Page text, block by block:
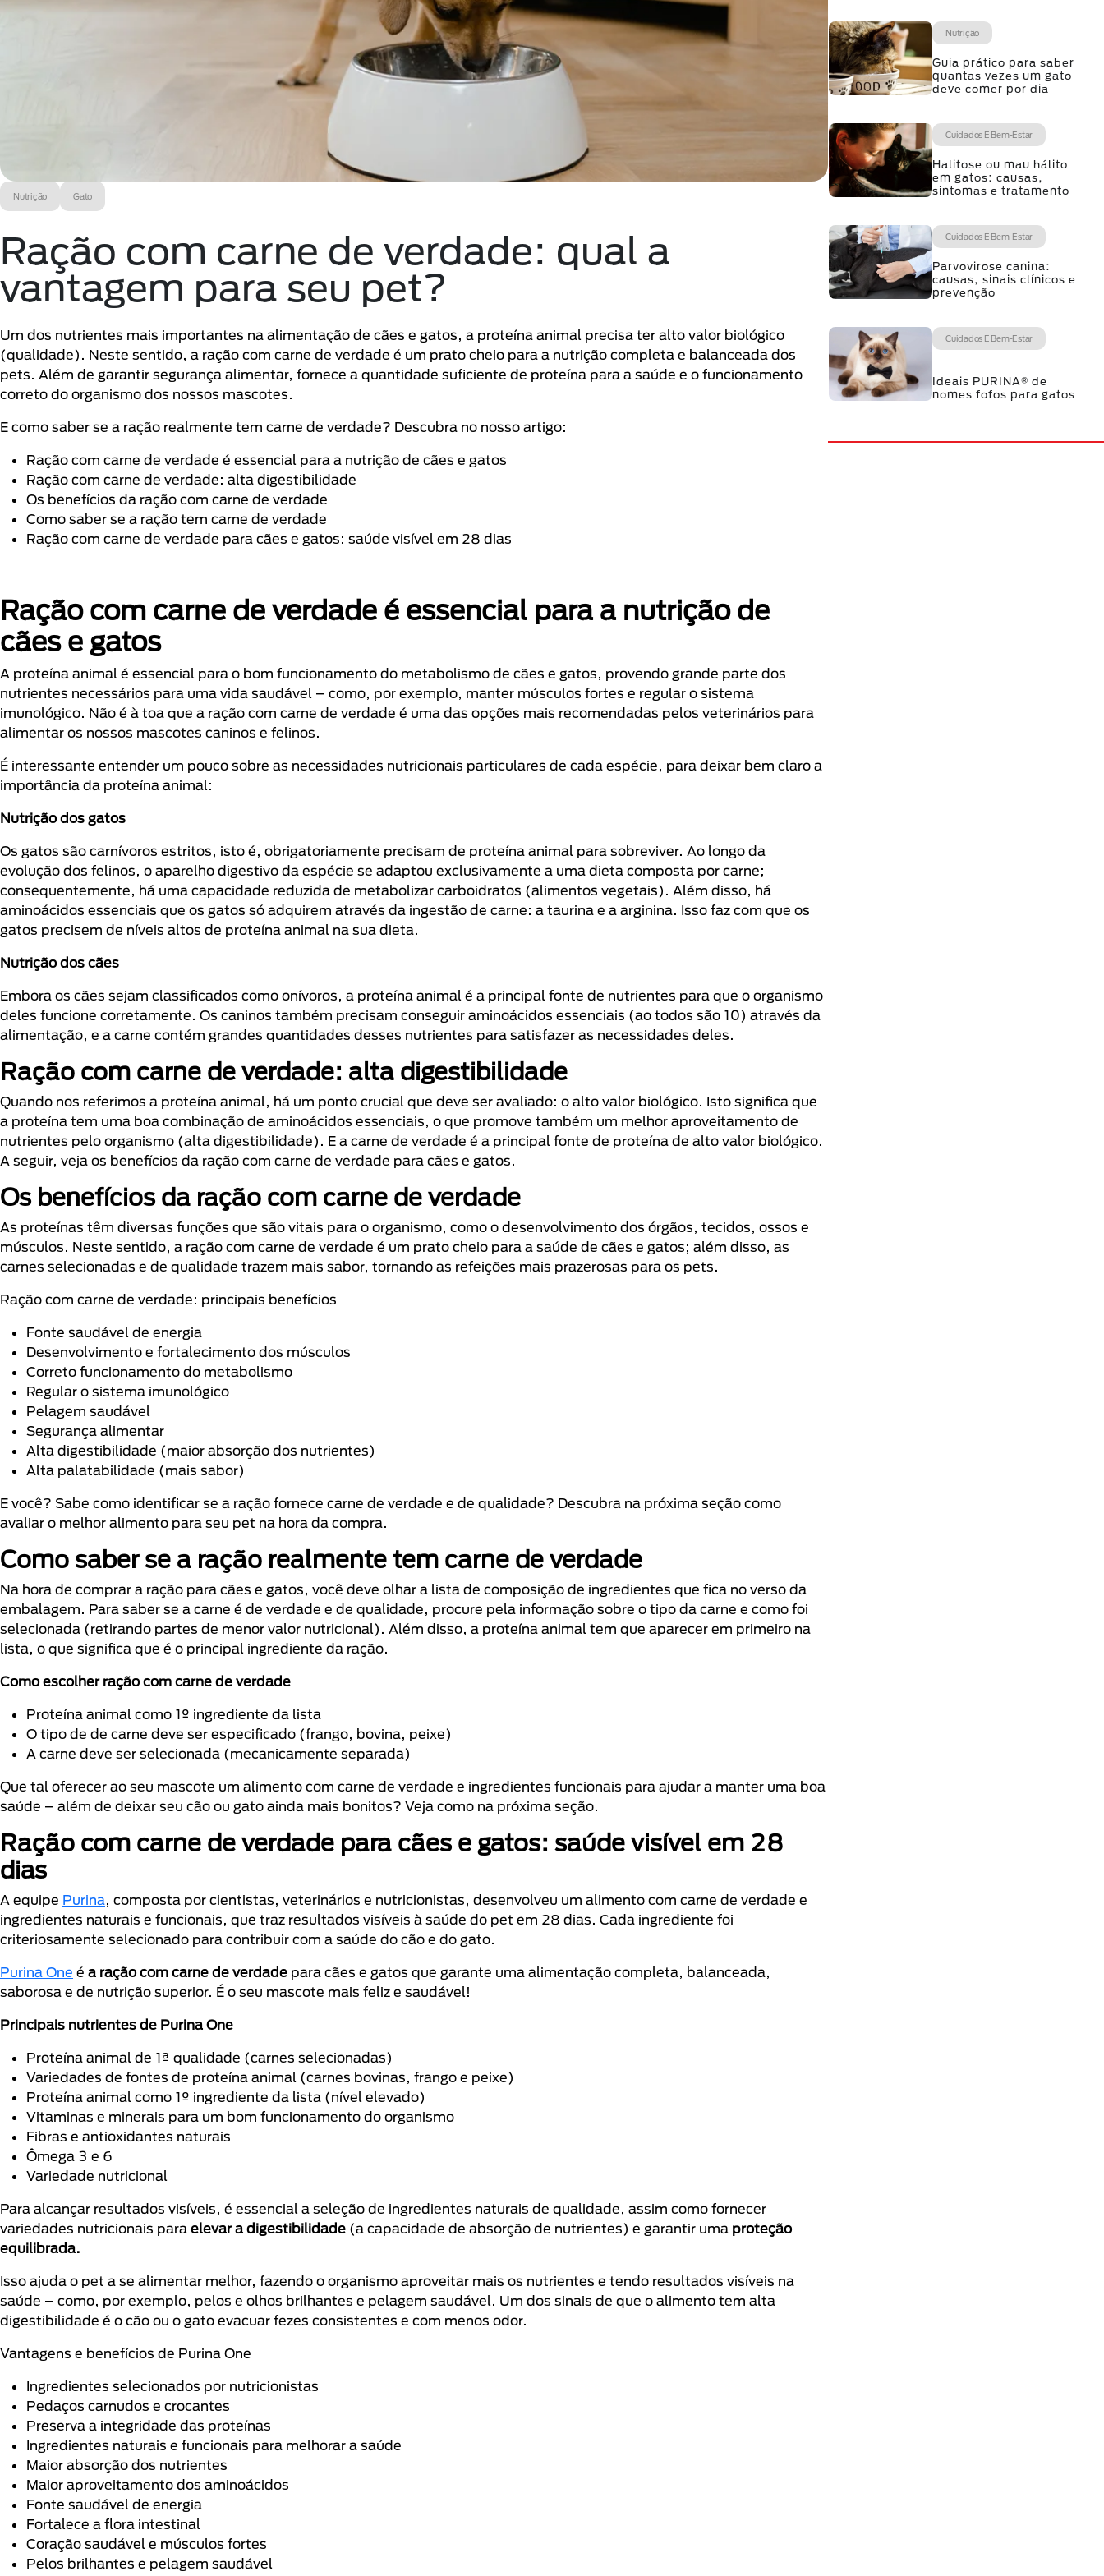
Nutrição Gato
Ração com carne de verdade: qual a
vantagem para seu pet?
Um dos nutrientes mais importantes na alimentação de cães e gatos, a proteína animal precisa ter alto valor biológico
(qualidade). Neste sentido, a ração com carne de verdade é um prato cheio para a nutrição completa e balanceada dos
pets. Além de garantir segurança alimentar, fornece a quantidade suficiente de proteína para a saúde e o funcionamento
correto do organismo dos nossos mascotes.
E como saber se a ração realmente tem carne de verdade? Descubra no nosso artigo:
Ração com carne de verdade é essencial para a nutrição de cães e gatos
Ração com carne de verdade: alta digestibilidade
Os benefícios da ração com carne de verdade
Como saber se a ração tem carne de verdade
Ração com carne de verdade para cães e gatos: saúde visível em 28 dias
Ração com carne de verdade é essencial para a nutrição de
cães e gatos
A proteína animal é essencial para o bom funcionamento do metabolismo de cães e gatos, provendo grande parte dos
nutrientes necessários para uma vida saudável – como, por exemplo, manter músculos fortes e regular o sistema
imunológico. Não é à toa que a ração com carne de verdade é uma das opções mais recomendadas pelos veterinários para
alimentar os nossos mascotes caninos e felinos.
É interessante entender um pouco sobre as necessidades nutricionais particulares de cada espécie, para deixar bem claro a
importância da proteína animal:
Nutrição dos gatos
Os gatos são carnívoros estritos, isto é, obrigatoriamente precisam de proteína animal para sobreviver. Ao longo da
evolução dos felinos, o aparelho digestivo da espécie se adaptou exclusivamente a uma dieta composta por carne;
consequentemente, há uma capacidade reduzida de metabolizar carboidratos (alimentos vegetais). Além disso, há
aminoácidos essenciais que os gatos só adquirem através da ingestão de carne: a taurina e a arginina. Isso faz com que os
gatos precisem de níveis altos de proteína animal na sua dieta.
Nutrição dos cães
Embora os cães sejam classificados como onívoros, a proteína animal é a principal fonte de nutrientes para que o organismo
deles funcione corretamente. Os caninos também precisam conseguir aminoácidos essenciais (ao todos são 10) através da
alimentação, e a carne contém grandes quantidades desses nutrientes para satisfazer as necessidades deles.
Ração com carne de verdade: alta digestibilidade
Quando nos referimos a proteína animal, há um ponto crucial que deve ser avaliado: o alto valor biológico. Isto significa que
a proteína tem uma boa combinação de aminoácidos essenciais, o que promove também um melhor aproveitamento de
nutrientes pelo organismo (alta digestibilidade). E a carne de verdade é a principal fonte de proteína de alto valor biológico.
A seguir, veja os benefícios da ração com carne de verdade para cães e gatos.
Os benefícios da ração com carne de verdade
As proteínas têm diversas funções que são vitais para o organismo, como o desenvolvimento dos órgãos, tecidos, ossos e
músculos. Neste sentido, a ração com carne de verdade é um prato cheio para a saúde de cães e gatos; além disso, as
carnes selecionadas e de qualidade trazem mais sabor, tornando as refeições mais prazerosas para os pets.
Ração com carne de verdade: principais benefícios
Fonte saudável de energia
Desenvolvimento e fortalecimento dos músculos
Correto funcionamento do metabolismo
Regular o sistema imunológico
Pelagem saudável
Segurança alimentar
Alta digestibilidade (maior absorção dos nutrientes)
Alta palatabilidade (mais sabor)
E você? Sabe como identificar se a ração fornece carne de verdade e de qualidade? Descubra na próxima seção como
avaliar o melhor alimento para seu pet na hora da compra.
Como saber se a ração realmente tem carne de verdade
Na hora de comprar a ração para cães e gatos, você deve olhar a lista de composição de ingredientes que fica no verso da
embalagem. Para saber se a carne é de verdade e de qualidade, procure pela informação sobre o tipo da carne e como foi
selecionada (retirando partes de menor valor nutricional). Além disso, a proteína animal tem que aparecer em primeiro na
lista, o que significa que é o principal ingrediente da ração.
Como escolher ração com carne de verdade
Proteína animal como 1º ingrediente da lista
O tipo de de carne deve ser especificado (frango, bovina, peixe)
A carne deve ser selecionada (mecanicamente separada)
Que tal oferecer ao seu mascote um alimento com carne de verdade e ingredientes funcionais para ajudar a manter uma boa
saúde – além de deixar seu cão ou gato ainda mais bonitos? Veja como na próxima seção.
Ração com carne de verdade para cães e gatos: saúde visível em 28
dias
A equipe Purina, composta por cientistas, veterinários e nutricionistas, desenvolveu um alimento com carne de verdade e
ingredientes naturais e funcionais, que traz resultados visíveis à saúde do pet em 28 dias. Cada ingrediente foi
criteriosamente selecionado para contribuir com a saúde do cão e do gato.
Purina One é a ração com carne de verdade para cães e gatos que garante uma alimentação completa, balanceada,
saborosa e de nutrição superior. É o seu mascote mais feliz e saudável!
Principais nutrientes de Purina One
Proteína animal de 1ª qualidade (carnes selecionadas)
Variedades de fontes de proteína animal (carnes bovinas, frango e peixe)
Proteína animal como 1º ingrediente da lista (nível elevado)
Vitaminas e minerais para um bom funcionamento do organismo
Fibras e antioxidantes naturais
Ômega 3 e 6
Variedade nutricional
Para alcançar resultados visíveis, é essencial a seleção de ingredientes naturais de qualidade, assim como fornecer
variedades nutricionais para elevar a digestibilidade (a capacidade de absorção de nutrientes) e garantir uma proteção
equilibrada.
Isso ajuda o pet a se alimentar melhor, fazendo o organismo aproveitar mais os nutrientes e tendo resultados visíveis na
saúde – como, por exemplo, pelos e olhos brilhantes e pelagem saudável. Um dos sinais de que o alimento tem alta
digestibilidade é o cão ou o gato evacuar fezes consistentes e com menos odor.
Vantagens e benefícios de Purina One
Ingredientes selecionados por nutricionistas
Pedaços carnudos e crocantes
Preserva a integridade das proteínas
Ingredientes naturais e funcionais para melhorar a saúde
Maior absorção dos nutrientes
Maior aproveitamento dos aminoácidos
Fonte saudável de energia
Fortalece a flora intestinal
Coração saudável e músculos fortes
Pelos brilhantes e pelagem saudável
Nutrição
Guia prático para saber
quantas vezes um gato
deve comer por dia
Cuidados E Bem-Estar
Halitose ou mau hálito
em gatos: causas,
sintomas e tratamento
Cuidados E Bem-Estar
Parvovirose canina:
causas, sinais clínicos e
prevenção
Cuidados E Bem-Estar
Ideais PURINA® de
nomes fofos para gatos